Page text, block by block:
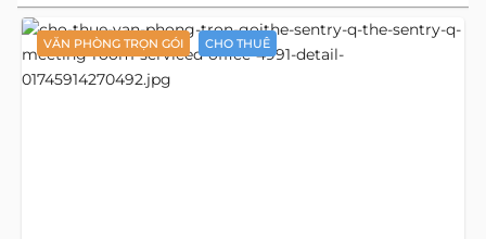
VĂN PHÒNG TRỌN GÓI CHO THUÊ